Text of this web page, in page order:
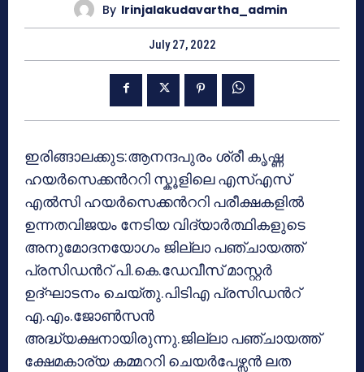
By Irinjalakudavartha_admin
July 27, 2022
ഇരിങ്ങാലക്കുട:ആനന്ദപുരം ശ്രീ കൃഷ്ണ
ഹയര്‍സെക്കന്‍ററി സ്കൂളിലെ എസ്എസ്
എല്‍സി ഹയര്‍സെക്കന്‍ററി പരീക്ഷകളില്‍
ഉന്നതവിജയം നേടിയ വിദ്യാര്‍ത്ഥികളുടെ
അനുമോദനയോഗം ജില്ലാ പഞ്ചായത്ത്
പ്രസിഡന്‍റ് പി.കെ.ഡേവീസ് മാസ്റ്റര്‍
ഉദ്ഘാടനം ചെയ്തു.പിടിഎ പ്രസിഡന്‍റ്
എ.എം.ജോണ്‍സന്‍
അദ്ധ്യക്ഷനായിരുന്നു.ജില്ലാ പഞ്ചായത്ത്
ക്ഷേമകാര്യ കമ്മററി ചെയര്‍പേഴ്സന്‍ ലത